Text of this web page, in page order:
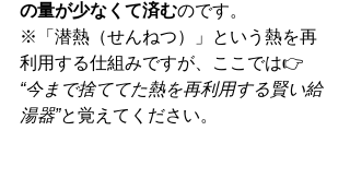
の量が少なくて済むのです。
※「潜熱（せんねつ）」という熱を再
利用する仕組みですが、ここでは👉
“今まで捨ててた熱を再利用する賢い給
湯器”と覚えてください。